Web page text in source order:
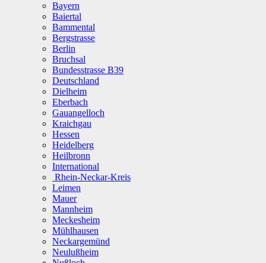
Bayern
Baiertal
Bammental
Bergstrasse
Berlin
Bruchsal
Bundesstrasse B39
Deutschland
Dielheim
Eberbach
Gauangelloch
Kraichgau
Hessen
Heidelberg
Heilbronn
International
Rhein-Neckar-Kreis
Leimen
Mauer
Mannheim
Meckesheim
Mühlhausen
Neckargemünd
Neulußheim